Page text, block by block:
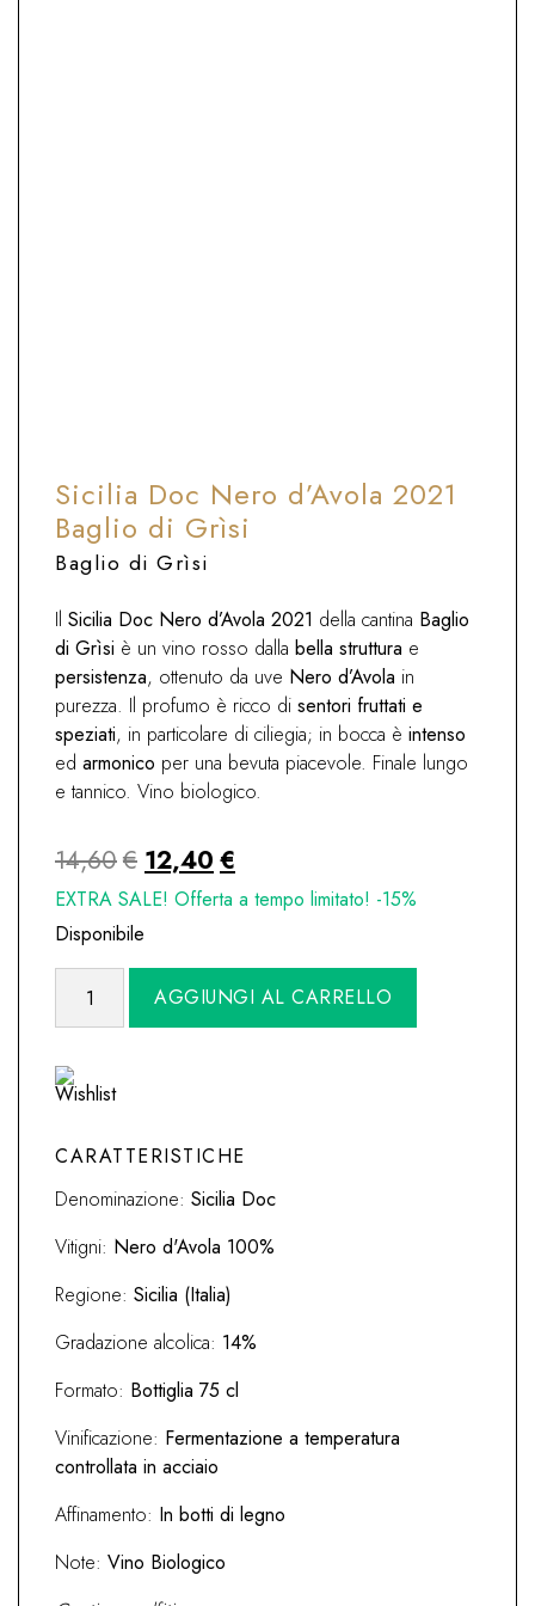
Sicilia Doc Nero d’Avola 2021
Baglio di Grìsi
Baglio di Grìsi
Il Sicilia Doc Nero d’Avola 2021 della cantina Baglio
di Grìsi è un vino rosso dalla bella struttura e
persistenza, ottenuto da uve Nero d’Avola in
purezza. Il profumo è ricco di sentori fruttati e
speziati, in particolare di ciliegia; in bocca è intenso
ed armonico per una bevuta piacevole. Finale lungo
e tannico. Vino biologico.
14,60€ Il
prezzo
era:
14,60€.
12,40 €
prezzo
è:
12,40€.
EXTRA SALE! Offerta a tempo limitato! -15%
Disponibile
d'Avola
2021
di
quantità
AGGIUNGI AL CARRELLO
CARATTERISTICHE
Denominazione: Sicilia Doc
Vitigni: Nero d'Avola 100%
Regione: Sicilia (Italia)
Gradazione alcolica: 14%
Formato: Bottiglia 75 cl
Vinificazione: Fermentazione a temperatura
controllata in acciaio
Affinamento: In botti di legno
Note: Vino Biologico